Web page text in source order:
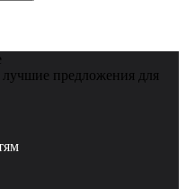
предложения для